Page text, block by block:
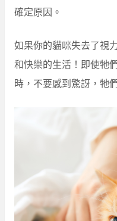
確定原因。
如果你的貓咪失去了視
和快樂的生活！即使牠
時，不要感到驚訝，牠